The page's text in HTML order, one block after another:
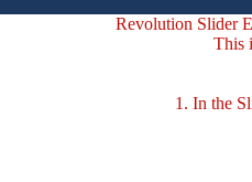
Revolution Slider
This
1. In the